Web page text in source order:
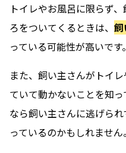
トイレやお風呂に限らず
ろをついてくるときは、 飼
っている可能性が高いです。
また、飼い主さんがトイ
ていて動かないことを知
なら飼い主さんに逃げら
っているのかもしれません。